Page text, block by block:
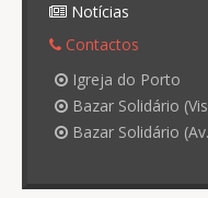
Notícias
Contactos
Igreja do Porto
Bazar Solidário
Bazar Solidário